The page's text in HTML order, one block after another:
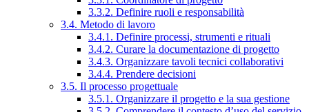
3.3.2. Definire ruoli e responsabilità
3.4. Metodo di lavoro
3.4.1. Definire processi, strumenti e rituali
3.4.2. Curare la documentazione di progetto
3.4.3. Organizzare tavoli tecnici collaborativi
3.4.4. Prendere decisioni
3.5. Il processo progettuale
3.5.1. Organizzare il progetto e la sua gestione